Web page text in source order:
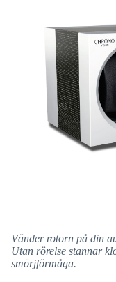
Vänder rotorn på din
Utan rörelse stannar
smörjförmåga.